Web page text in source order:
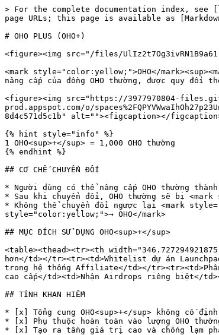
> For the complete documentation index,
page URLs; this page is available as
# OHO PLUS (OHO+)
<figure><img src="/files/
<mark style="color:yellow;">OHO</
nâng cấp của đồng OHO thường, được quy đổi
<figure><img src="https://3977970804-
prod.appspot.com/o/
8d4c571d5c1b" alt=""><figcaption></
{% hint style="info" %}
1 OHO<sup>+</sup> = 1,000 OHO thường
{% endhint %}
## CƠ CHẾ CHUYỂN ĐỔI
* Người dùng có thể nâng cấp OHO thường
* Sau khi chuyển đổi, OHO thường sẽ bị
* Không thể chuyển đổi ngược lại <mark
style="color:yellow;">→ OHO</mark>
## MỤC ĐÍCH SỬ DỤNG OHO<sup>+</sup>
<table><thead><tr><th
hơn</td></tr><tr><td>Whitelist dự án
trong hệ thống Affiliate</td></tr><tr><td>Phần
cao cấp</td><td>Nhận Airdrops riêng biệt</
## TÍNH KHAN HIẾM
* [x] Tổng cung OHO<sup>+</sup> không cố định
* [x] Phụ thuộc hoàn toàn vào lượng OHO
* [x] Tạo ra tầng giá trị cao và chống lạm